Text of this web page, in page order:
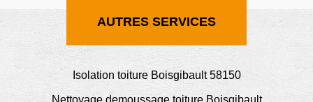
AUTRES SERVICES
Isolation toiture Boisgibault 58150
Nettoyage demoussage toiture Boisgibault